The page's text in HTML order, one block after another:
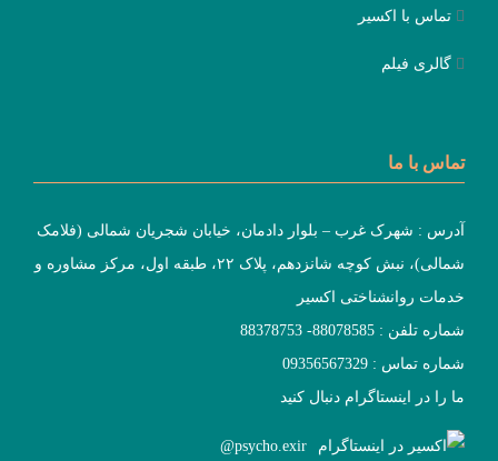
تماس با اکسیر
گالری فیلم
تماس با ما
آدرس : شهرک غرب – بلوار دادمان، خیابان شجریان شمالی (فلامک
شمالی)، نبش کوچه شانزدهم، پلاک ۲۲، طبقه اول، مرکز مشاوره و
خدمات روانشناختی اکسیر
شماره تلفن : 88078585- 88378753
شماره تماس : 09356567329
ما را در اینستاگرام دنبال کنید
psycho.exir@